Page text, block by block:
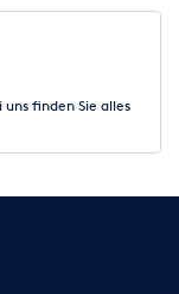
finden Sie alles